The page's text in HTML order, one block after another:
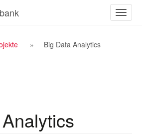
ein-/
Big Data Analytics